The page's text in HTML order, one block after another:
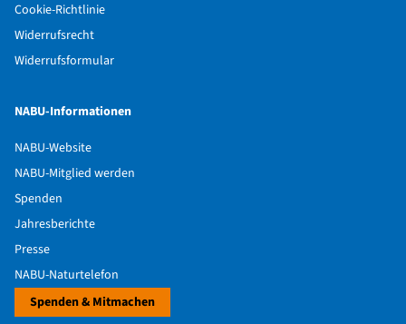
Cookie-Richtlinie
Widerrufsrecht
Widerrufsformular
NABU-Informationen
NABU-Website
NABU-Mitglied werden
Spenden
Jahresberichte
Presse
NABU-Naturtelefon
Spenden & Mitmachen